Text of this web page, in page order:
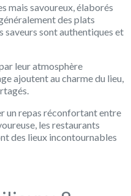
mais savoureux, élaborés
des plats
saveurs sont authentiques et
leur atmosphère
ajoutent au charme du lieu,
un repas réconfortant entre
les restaurants
des lieux incontournables